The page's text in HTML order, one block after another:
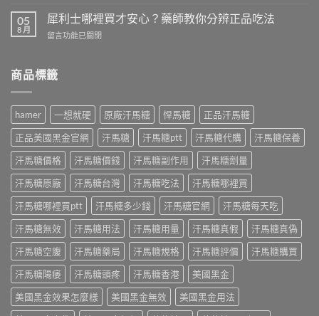
整
解
析
分
功
吃
法
與
正
品
購
買〉
中
精
功
哪
解
析
成
分、
正
確
吃
法
與
正
品
購
買
指
南〉
中
凍
威
而
果
久？
藥
師
解
析
Kamagra
Oral
Jelly
正
確
吃
法
與
7
種
口
05
8 月
犀利士哪裡買才安心？藥師教你分辨正品吃法
在
士
哪
買
安
心？
藥
師
教
你
分
辨
正
品
吃
法〉
中
留言功能已關閉
商品標籤
hamer 一想就硬 原廠汗馬糖 悍馬糖
正品汗馬糖
正品美國黑金官網
汗馬糖 汗馬糖ptt 汗馬糖代購
汗馬糖保養
汗馬糖價格
汗馬糖價錢 汗馬糖副作用
汗馬糖劑量
汗馬糖原廠
汗馬糖台灣 汗馬糖吃法
汗馬糖哪裡買
汗馬糖哪裡買ptt
汗馬糖多少錢 汗馬糖官網
汗馬糖每天吃
汗馬糖無效
汗馬糖用法 汗馬糖用量 汗馬糖真假
汗馬糖真偽
汗馬糖空腹
汗馬糖藥局 汗馬糖規格 汗馬糖評價
汗馬糖購買
汗馬糖陽痿
汗馬糖頭疼 汗馬糖香港
美國黑金
美國黑金效果怎麼樣
美國黑金無效
美國黑金用法